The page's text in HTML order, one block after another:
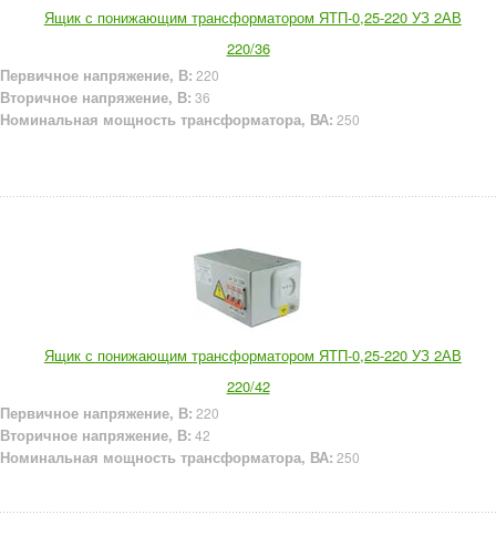
Ящик с понижающим трансформатором ЯТП-0,25-220 УЗ 2АВ
220/36
Первичное напряжение, В: 220
Вторичное напряжение, В: 36
Номинальная мощность трансформатора, ВА: 250
Ящик с понижающим трансформатором ЯТП-0,25-220 УЗ 2АВ
220/42
Первичное напряжение, В: 220
Вторичное напряжение, В: 42
Номинальная мощность трансформатора, ВА: 250